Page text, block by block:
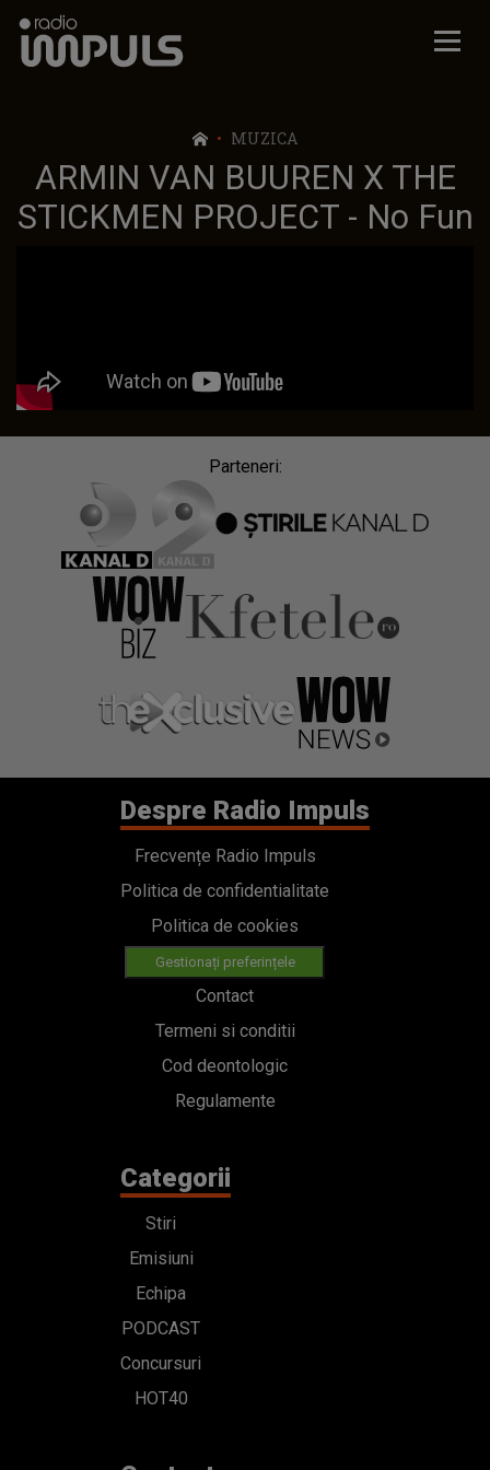
Radio Impuls
MUZICA
ARMIN VAN BUUREN X THE
STICKMEN PROJECT - No Fun
Parteneri:
Despre Radio Impuls
Frecvențe Radio Impuls
Politica de confidentialitate
Politica de cookies
Gestionați preferințele
Contact
Termeni si conditii
Cod deontologic
Regulamente
Categorii
Stiri
Emisiuni
Echipa
PODCAST
Concursuri
HOT40